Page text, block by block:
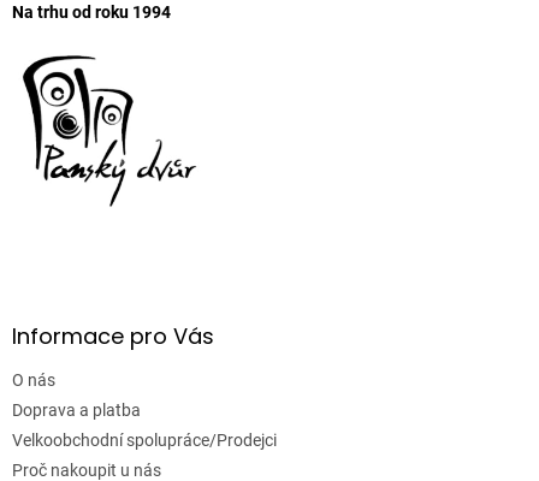
Na trhu od roku 1994
Informace pro Vás
O nás
Doprava a platba
Velkoobchodní spolupráce/Prodejci
Proč nakoupit u nás